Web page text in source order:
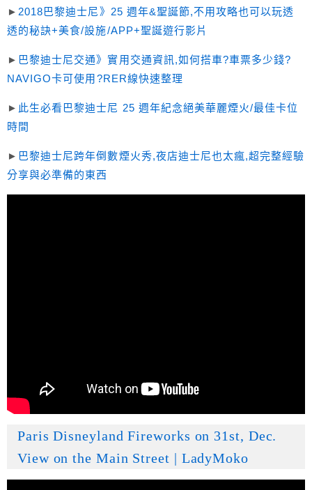
► 2018巴黎迪士尼》25 週年&聖誕節,不用攻略也可以玩透
透的秘訣+美食/設施/APP+聖誕遊行影片
► 巴黎迪士尼交通》實用交通資訊,如何搭車?車票多少錢?
NAVIGO卡可使用?RER線快速整理
► 此生必看巴黎迪士尼 25 週年紀念絕美華麗煙火/最佳卡位
時間
► 巴黎迪士尼跨年倒數煙火秀,夜店迪士尼也太瘋,超完整經驗
分享與必準備的東西
Paris Disneyland Fireworks on 31st, Dec.
View on the Main Street | LadyMoko